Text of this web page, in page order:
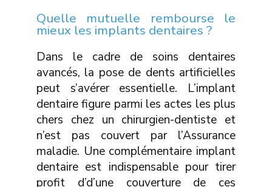
Quelle mutuelle rembourse le
mieux les implants dentaires ?
Dans le cadre de soins dentaires
avancés, la pose de dents artificielles
peut s’avérer essentielle. L’implant
dentaire figure parmi les actes les plus
chers chez un chirurgien-dentiste et
n’est pas couvert par l’Assurance
maladie. Une complémentaire implant
dentaire est indispensable pour tirer
profit d’d’une couverture de ces